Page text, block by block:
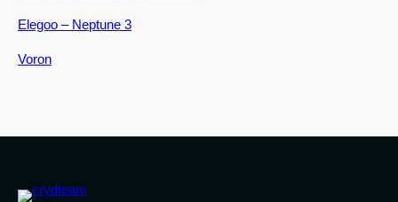
Elegoo – Neptune 3
Voron